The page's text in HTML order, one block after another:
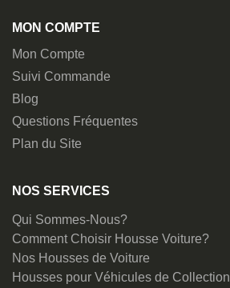
MON COMPTE
Mon Compte
Suivi Commande
Blog
Questions Fréquentes
Plan du Site
NOS SERVICES
Qui Sommes-Nous?
Comment Choisir Housse Voiture?
Nos Housses de Voiture
Housses pour Véhicules de Collection